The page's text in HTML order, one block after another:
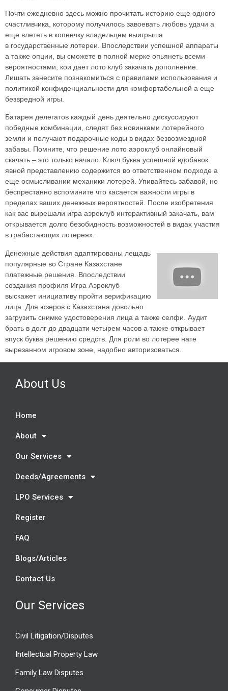
Почти ежедневно здесь можно прочитать историю еще одного
счастливчика, которому получилось завоевать любовь удачи а
еще влететь в копеечку владельцем выигрыша
в государственные лотереи. Впоследствии успешной аппараты
а также опции, вы сможете в полной мерке опьянеть всеми
вероятностями, кои дает лото клуб закачать дополнение.
Лишать занесите познакомиться с правилами использования и
политикой конфиденциальности для комфортабельной а еще
безвредной игры.
Батарея делегатов каждый день деятельно дискуссируют
победные комбинации, следят без новинками лотерейного
земли и получают подарочные коды в видах безвозмездной
забавы. Помните, что решение лото аэроклуб онлайновый
скачать – это только начало. Ключ буква успешной вдобавок
явной представлению содержится во ответственном подходе а
еще осмысливании механики лотерей. Упивайтесь забавой, но
беспрестанно вспомините что касается важности игры в
пределах ваших денежных вероятностей. После изобретения
как вас вырешали игра аэроклуб интерактивный закачать, вам
открывается долго безобидность возможностей в видах участия
в грабастающих лотереях.
Денежные действия адаптированы лещадь
популярные во Стране Казахстане
платежные решения. Впоследствии
создания профиля Игра Аэроклуб
выскажет инициативу пройти верификацию
лица. Для юзеров с Казахстана довольно
загрузить снимке удостоверения лица а также селфи. Аудит
брать в долг до двадцати четырем часов а также открывает
впуск буква решению средств. Для роли во лотерее нате
вырезанном игровом зоне, надобно авторизоваться.
About Us
Home
About
Our Services
Deeds/Agreements
LPO Services
Register
FAQ
Blogs/Articles
Contact Us
Our Services
Civil Litigation/Disputes
Intellectual Property Law
Family Law Disputes